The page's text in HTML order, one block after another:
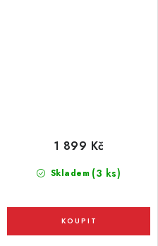
Skladem (3 ks)
1 899 Kč